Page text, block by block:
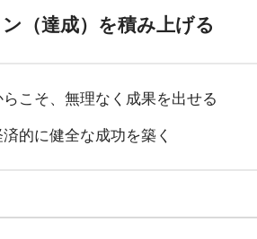
（達成）を積み上げる
こそ、無理なく成果を出せる
的に健全な成功を築く